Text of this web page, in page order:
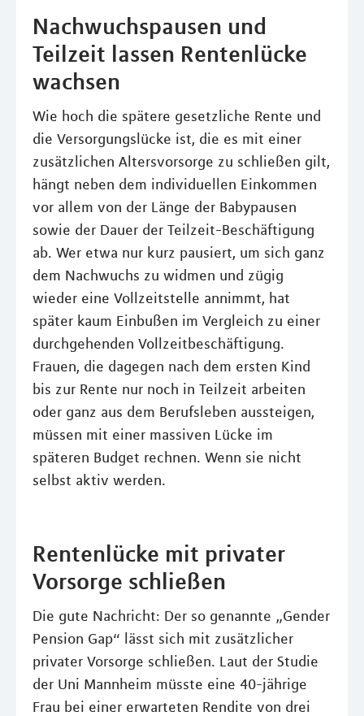
Nachwuchspausen und
Teilzeit lassen Rentenlücke
wachsen
Wie hoch die spätere gesetzliche Rente und
die Versorgungslücke ist, die es mit einer
zusätzlichen Altersvorsorge zu schließen gilt,
hängt neben dem individuellen Einkommen
vor allem von der Länge der Babypausen
sowie der Dauer der Teilzeit-Beschäftigung
ab. Wer etwa nur kurz pausiert, um sich ganz
dem Nachwuchs zu widmen und zügig
wieder eine Vollzeitstelle annimmt, hat
später kaum Einbußen im Vergleich zu einer
durchgehenden Vollzeitbeschäftigung.
Frauen, die dagegen nach dem ersten Kind
bis zur Rente nur noch in Teilzeit arbeiten
oder ganz aus dem Berufsleben aussteigen,
müssen mit einer massiven Lücke im
späteren Budget rechnen. Wenn sie nicht
selbst aktiv werden.
Rentenlücke mit privater
Vorsorge schließen
Die gute Nachricht: Der so genannte „Gender
Pension Gap“ lässt sich mit zusätzlicher
privater Vorsorge schließen. Laut der Studie
der Uni Mannheim müsste eine 40-jährige
Frau bei einer erwarteten Rendite von drei